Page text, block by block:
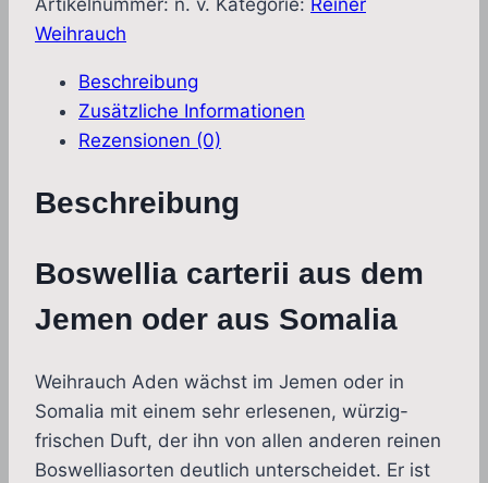
(Boswellia
Menge
Weihrauch
Beschreibung
Zusätzliche Informationen
Rezensionen (0)
Beschreibung
Boswellia carterii aus dem
Jemen oder aus Somalia
Weihrauch Aden wächst im Jemen oder in
Somalia mit einem sehr erlesenen, würzig-
frischen Duft, der ihn von allen anderen reinen
Boswelliasorten deutlich unterscheidet. Er ist